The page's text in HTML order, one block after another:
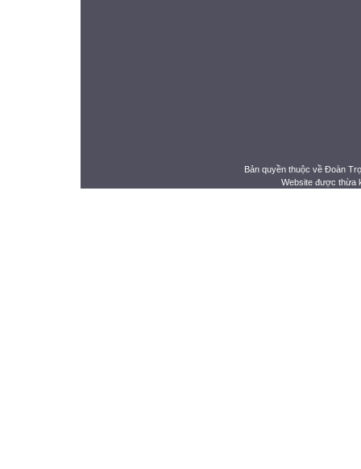
Bản quyền thuộc về Đoàn
Website được thừa